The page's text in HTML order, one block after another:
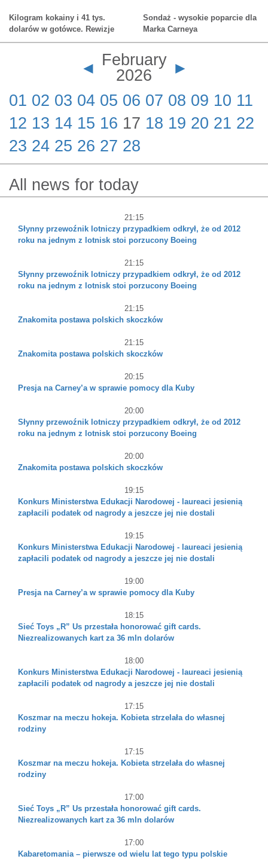
Kilogram kokainy i 41 tys.
dolarów w gotówce. Rewizje
OPP w Midland i Barrie
Sondaż - wysokie poparcie dla
Marka Carneya
◄ February
2026
►
01 02 03 04 05 06 07 08 09 10 11
12 13 14 15 16 17 18 19 20 21 22
23 24 25 26 27 28
All news for today
21:15
Słynny przewoźnik lotniczy przypadkiem odkrył, że od 2012
roku na jednym z lotnisk stoi porzucony Boeing
21:15
Słynny przewoźnik lotniczy przypadkiem odkrył, że od 2012
roku na jednym z lotnisk stoi porzucony Boeing
21:15
Znakomita postawa polskich skoczków
21:15
Znakomita postawa polskich skoczków
20:15
Presja na Carney’a w sprawie pomocy dla Kuby
20:00
Słynny przewoźnik lotniczy przypadkiem odkrył, że od 2012
roku na jednym z lotnisk stoi porzucony Boeing
20:00
Znakomita postawa polskich skoczków
19:15
Konkurs Ministerstwa Edukacji Narodowej - laureaci jesienią
zapłacili podatek od nagrody a jeszcze jej nie dostali
19:15
Konkurs Ministerstwa Edukacji Narodowej - laureaci jesienią
zapłacili podatek od nagrody a jeszcze jej nie dostali
19:00
Presja na Carney’a w sprawie pomocy dla Kuby
18:15
Sieć Toys „R” Us przestała honorować gift cards.
Niezrealizowanych kart za 36 mln dolarów
18:00
Konkurs Ministerstwa Edukacji Narodowej - laureaci jesienią
zapłacili podatek od nagrody a jeszcze jej nie dostali
17:15
Koszmar na meczu hokeja. Kobieta strzelała do własnej
rodziny
17:15
Koszmar na meczu hokeja. Kobieta strzelała do własnej
rodziny
17:00
Sieć Toys „R” Us przestała honorować gift cards.
Niezrealizowanych kart za 36 mln dolarów
17:00
Kabaretomania – pierwsze od wielu lat tego typu polskie